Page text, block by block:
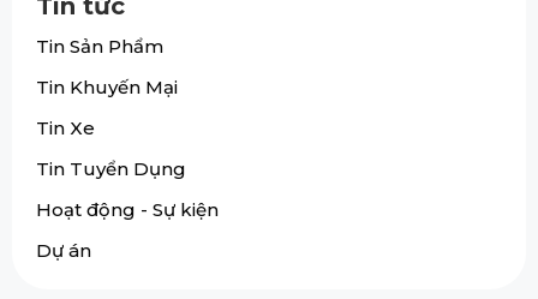
Tin tức
Tin Sản Phẩm
Tin Khuyến Mại
Tin Xe
Tin Tuyển Dụng
Hoạt động - Sự kiện
Dự án